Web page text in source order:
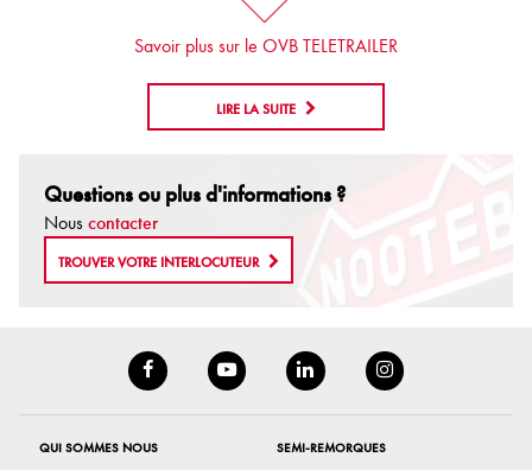
Savoir plus sur le OVB TELETRAILER
LIRE LA SUITE
Questions ou plus d'informations ?
Nous contacter
TROUVER VOTRE INTERLOCUTEUR
QUI SOMMES NOUS SEMI-REMORQUES